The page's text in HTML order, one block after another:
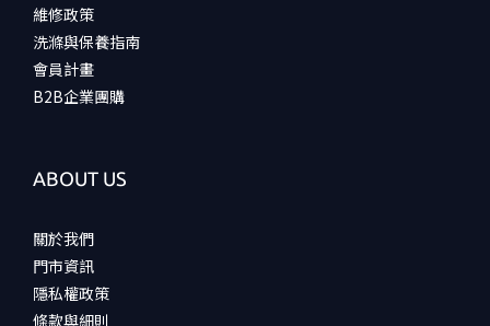
維修政策
洗滌與保養指南
會員計畫
B2B企業團購
ABOUT US
關於我們
門市資訊
隱私權政策
條款與細則